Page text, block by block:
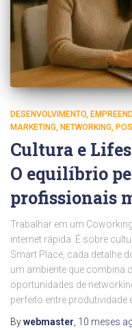
DESENVOLVIMENTO
MARKETING NETWORKING
Cultura e
O equilíbrio
profissionais
Trabalhar em um
internet rápida. É sobre
Smart Place, cada detalhe
um ambiente que
oportunidades de
perfeito entre produtividade
Bywebmaster 10 meses